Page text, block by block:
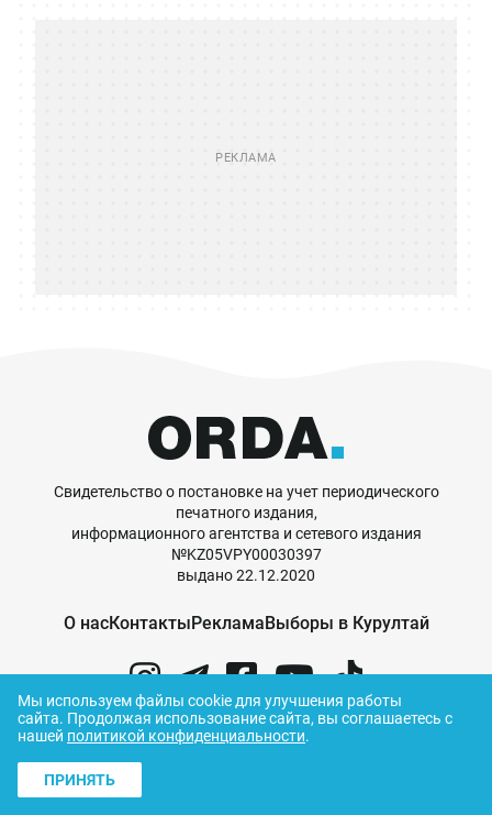
Свидетельство о постановке на учет периодического
печатного издания,
информационного агентства и сетевого издания
№KZ05VPY00030397
выдано 22.12.2020
О насКонтактыРекламаВыборы в Курултай
© ORDA,2026.Правила использования
материалов
Мы используем файлы cookie для улучшения работы
сайта. Продолжая использование сайта, вы соглашаетесь с
нашей политикой конфиденциальности.
ПРИНЯТЬ